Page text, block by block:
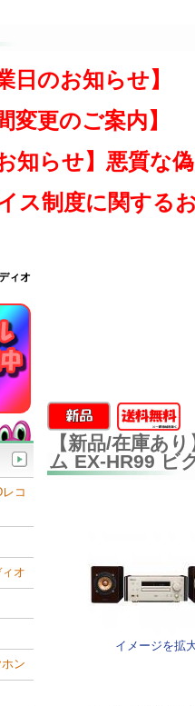
日のお知らせ】
変更のご案内】
知らせ】悪質な
ス制度に関する
ィオ
【新品/在庫あ
ム EX-HR99 ビ
イメージを拡
コ
オ
ン